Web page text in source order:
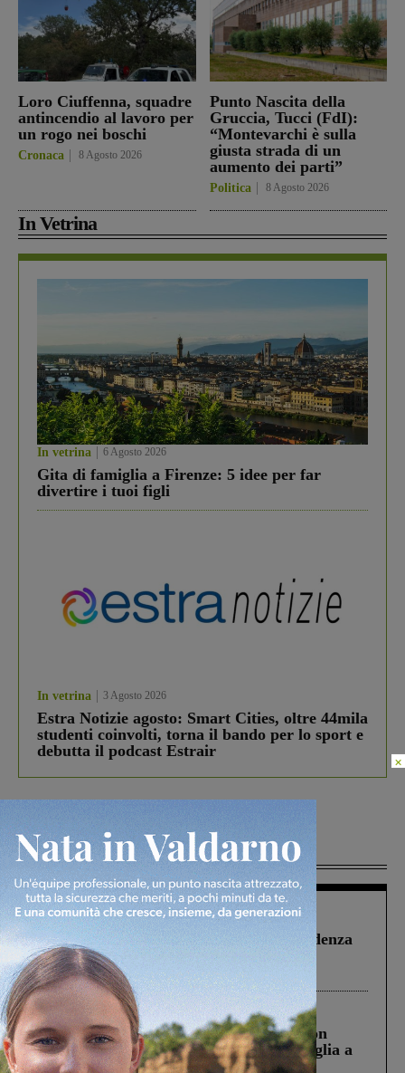
Loro Ciuffenna, squadre
antincendio al lavoro per
un rogo nei boschi
Cronaca 8 Agosto 2026
Punto Nascita della
Gruccia, Tucci (FdI):
“Montevarchi è sulla
giusta strada di un
aumento dei parti”
Politica 8 Agosto 2026
In Vetrina
In vetrina 6 Agosto 2026
Gita di famiglia a Firenze: 5 idee per far
divertire i tuoi figli
In vetrina 3 Agosto 2026
Estra Notizie agosto: Smart Cities, oltre 44mila
studenti coinvolti, torna il bando per lo sport e
debutta il podcast Estrair
Più lette
Figline Incisa Valdarno 1 Agosto 2026
Piscina di Figline finanziata oltre la scadenza
Pnrr, il gruppo di Fratelli d’Italia: “Un
ringraziamento al Governo”
Cronaca 3 Agosto 2026
Scomparso da una struttura di Castiglion
Fiorentino l’uomo che aveva ucciso la figlia a
Levane nel 2020
×